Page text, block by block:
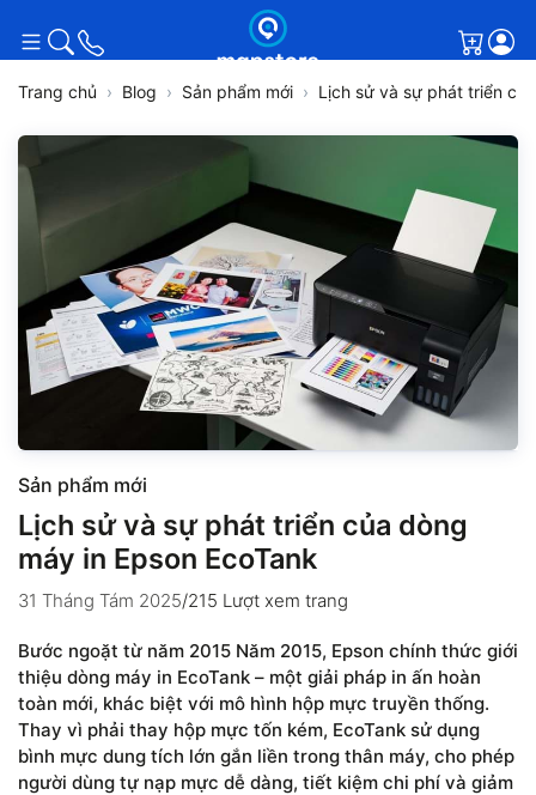
Giỏ
Trang chủ Blog Sản phẩm mới Lịch sử và sự phát triển
Sản phẩm mới
Lịch sử và sự phát triển của dòng
máy in Epson EcoTank
31 Tháng Tám 2025/215 Lượt xem trang
Bước ngoặt từ năm 2015 Năm 2015, Epson chính thức giới
thiệu dòng máy in EcoTank – một giải pháp in ấn hoàn
toàn mới, khác biệt với mô hình hộp mực truyền thống.
Thay vì phải thay hộp mực tốn kém, EcoTank sử dụng
bình mực dung tích lớn gắn liền trong thân máy, cho phép
người dùng tự nạp mực dễ dàng, tiết kiệm chi phí và giảm